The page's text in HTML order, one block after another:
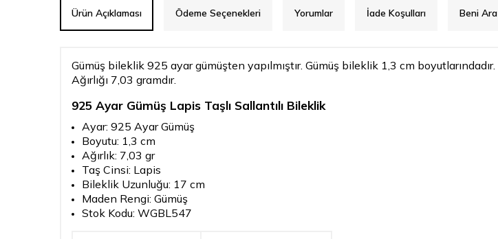
Ürün Açıklaması Ödeme Seçenekleri Yorumlar İade Koşulları Beni Ara
Gümüş bileklik 925 ayar gümüşten yapılmıştır. Gümüş bileklik 1,3 cm
Ağırlığı 7,03 gramdır.
925 Ayar Gümüş Lapis Taşlı Sallantılı Bileklik
Ayar: 925 Ayar Gümüş
Boyutu: 1,3 cm
Ağırlık: 7,03 gr
Taş Cinsi: Lapis
Bileklik Uzunluğu: 17 cm
Maden Rengi: Gümüş
Stok Kodu: WGBL547